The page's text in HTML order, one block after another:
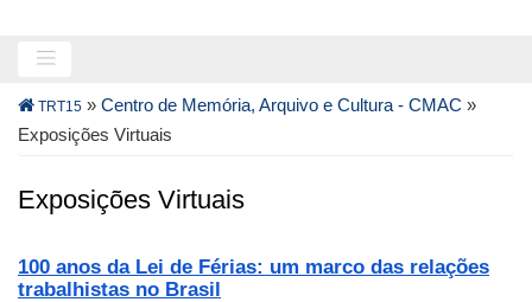
Trilha
de
TRT15 » Centro de Memória, Arquivo e Cultura - CMAC »
Exposições Virtuais
Exposições Virtuais
100 anos da Lei de Férias: um marco das relações
trabalhistas no Brasil